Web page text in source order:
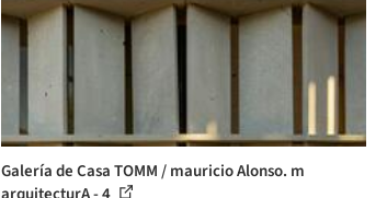
Galería de Casa TOMM / mauricio Alonso. m